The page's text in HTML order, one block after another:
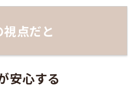
点だと
安心する